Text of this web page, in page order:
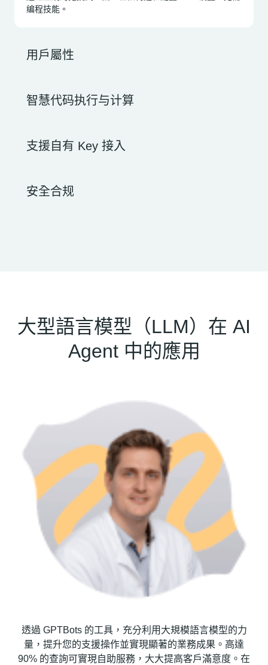
编程技能。
用戶屬性
智慧代码执行与计算
支援自有 Key 接入
安全合规
大型語言模型（LLM）在 AI
Agent 中的應用
透過 GPTBots 的工具，充分利用大規模語言模型的力
量，提升您的支援操作並實現顯著的業務成果。高達
90% 的查詢可實現自助服務，大大提高客戶滿意度。在